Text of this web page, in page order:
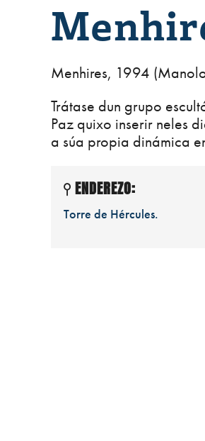
ENDEREZO:
Torre de Hércules.
Menhires, 1994
Trátase dun grupo
Paz quixo inserir neles
a súa propia dinámica